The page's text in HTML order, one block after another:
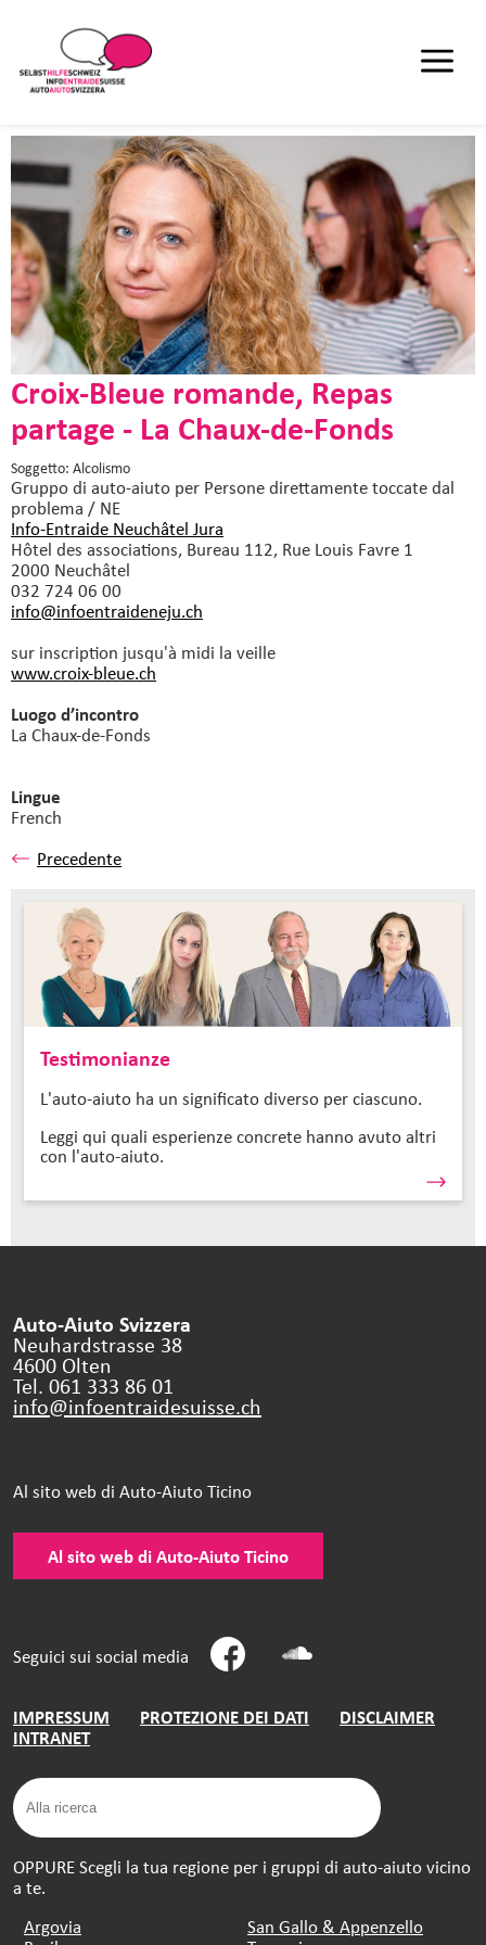
Croix-Bleue romande, Repas
partage - La Chaux-de-Fonds
Soggetto: Alcolismo
Gruppo di auto-aiuto per Persone direttamente toccate dal
problema / NE
Info-Entraide Neuchâtel Jura
Hôtel des associations, Bureau 112, Rue Louis Favre 1
2000 Neuchâtel
032 724 06 00
info@infoentraideneju.ch
sur inscription jusqu'à midi la veille
www.croix-bleue.ch
Luogo d’incontro
La Chaux-de-Fonds
Lingue
French
Precedente
Testimonianze
L'auto-aiuto ha un significato diverso per ciascuno.
Leggi qui quali esperienze concrete hanno avuto altri
con l'auto-aiuto.
Auto-Aiuto Svizzera
Neuhardstrasse 38
4600 Olten
Tel. 061 333 86 01
info@infoentraidesuisse.ch
Al sito web di Auto-Aiuto Ticino
Al sito web di Auto-Aiuto Ticino
Seguici sui social media
IMPRESSUM PROTEZIONE DEI DATI
DISCLAIMER
INTRANET
OPPURE Scegli la tua regione per i gruppi di auto-aiuto vicino
a te.
Argovia
San Gallo & Appenzello